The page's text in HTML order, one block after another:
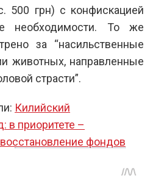
500 грн) с конфискацией
необходимости. То же
за “насильственные
животных, направленные
страсти”.
Килийский
в приоритете –
фондов